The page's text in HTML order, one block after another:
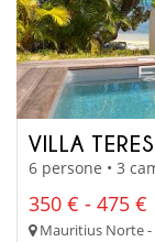
VILLA
6 persone • 3
350 € - 475 €
Mauritius Norte -